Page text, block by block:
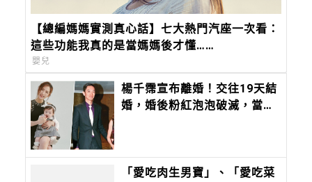
【總編媽媽實測真心話】七大熱門汽座一次看：
這些功能我真的是當媽媽後才懂……
嬰兒
楊千霈宣布離婚！交往19天結
婚，婚後粉紅泡泡破滅，當時
會過生活。」
「愛吃肉生男寶」、「愛吃菜